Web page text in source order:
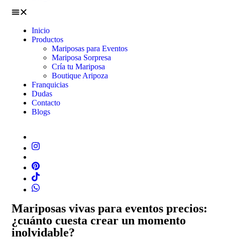
Inicio
Productos
Mariposas para Eventos
Mariposa Sorpresa
Cría tu Mariposa
Boutique Aripoza
Franquicias
Dudas
Contacto
Blogs
Mariposas vivas para eventos precios:
¿cuánto cuesta crear un momento
inolvidable?